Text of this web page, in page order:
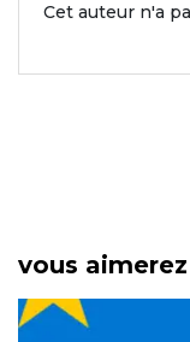
Cet auteur n'a
vous